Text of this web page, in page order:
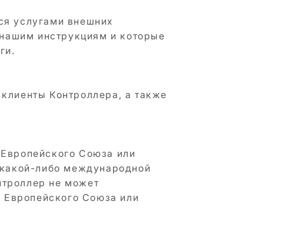
услугами внешних
инструкциям и которые
Контроллера, а также
Союза или
либо международной
не может
Европейского Союза или